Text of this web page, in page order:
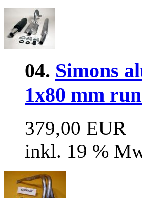
04. Simons
1x80 mm
379,00 EUR
inkl. 19 %